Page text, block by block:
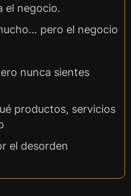
el negocio.
pero el negocio
nunca sientes
productos, servicios
el desorden